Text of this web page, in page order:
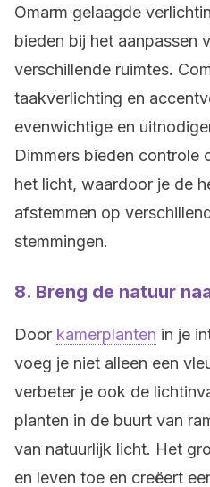
Omarm gelaagde
bieden bij het aanpassen
verschillende ruimtes.
taakverlichting en
evenwichtige en
Dimmers bieden controle
het licht, waardoor je de
afstemmen op
stemmingen.
8. Breng de natuur
Door kamerplanten in je
voeg je niet alleen een
verbeter je ook de
planten in de buurt van
van natuurlijk licht. Het
en leven toe en creëert